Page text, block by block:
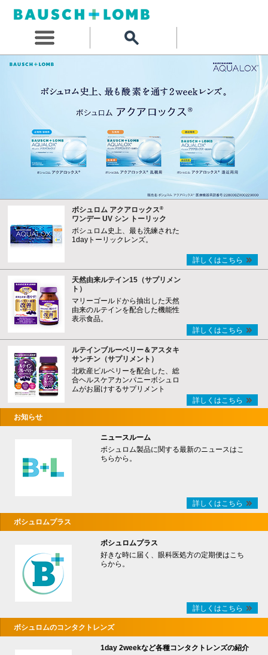
ボシュロム アクアロックス®
ワンデー UV シン トーリック
ボシュロム史上、最も洗練された
1dayトーリックレンズ。
詳しくはこちら
天然由来ルテイン15（サプリメン
ト）
マリーゴールドから抽出した天然
由来のルテインを配合した機能性
表示食品。
詳しくはこちら
ルテインブルーベリー＆アスタキ
サンチン（サプリメント）
北欧産ビルベリーを配合した、総
合ヘルスケアカンパニーボシュロ
ムがお届けするサプリメント
詳しくはこちら
お知らせ
ニュースルーム
ボシュロム製品に関する最新のニュースはこ
ちらから。
詳しくはこちら
ボシュロムプラス
ボシュロムプラス
好きな時に届く、眼科医処方の定期便はこち
らから。
詳しくはこちら
ボシュロムのコンタクトレンズ
1day 2weekなど各種コンタクトレンズの紹介